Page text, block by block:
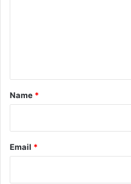
*
Name *
Email *